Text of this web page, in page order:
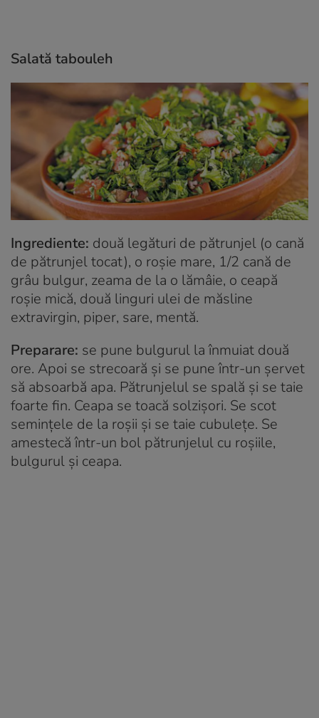
Salată tabouleh
Ingrediente: două legături de pătrunjel (o cană
de pătrunjel tocat), o roşie mare, 1/2 cană de
grâu bulgur, zeama de la o lămâie, o ceapă
roşie mică, două linguri ulei de măsline
extravirgin, piper, sare, mentă.
Preparare: se pune bulgurul la înmuiat două
ore. Apoi se strecoară şi se pune într-un şervet
să absoarbă apa. Pătrunjelul se spală şi se taie
foarte fin. Ceapa se toacă solzişori. Se scot
seminţele de la roşii şi se taie cubuleţe. Se
amestecă într-un bol pătrunjelul cu roşiile,
bulgurul şi ceapa.